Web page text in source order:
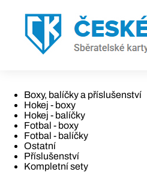
Boxy, balíčky a příslušenství
Hokej - boxy
Hokej - balíčky
Fotbal - boxy
Fotbal - balíčky
Ostatní
Příslušenství
Kompletní sety